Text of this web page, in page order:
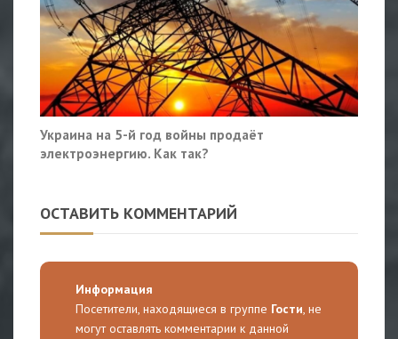
Украина на 5-й год войны продаёт
электроэнергию. Как так?
ОСТАВИТЬ КОММЕНТАРИЙ
Информация
Посетители, находящиеся в группе Гости, не
могут оставлять комментарии к данной